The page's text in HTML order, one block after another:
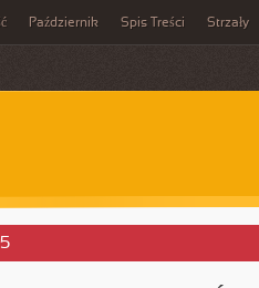
Październik Spis Treści Strzały